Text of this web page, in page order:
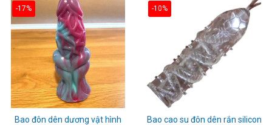
-17%
Bao đôn dên dương vật hình
-10%
Bao cao su đôn dên rắn silicon